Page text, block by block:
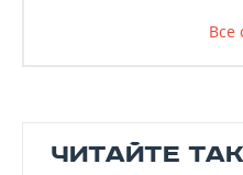
Все
ЧИТАЙТЕ